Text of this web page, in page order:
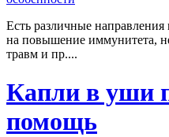
Есть различные
на повышение иммунитета,
травм и пр....
Капли в уши
помощь